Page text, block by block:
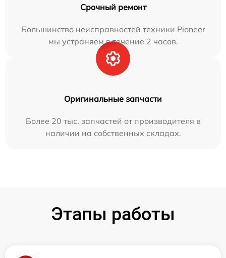
Срочный ремонт
Большинство неисправностей техники Pioneer
мы устраняем в течение 2 часов.
Оригинальные запчасти
Более 20 тыс. запчастей от производителя в
наличии на собственных складах.
Этапы работы